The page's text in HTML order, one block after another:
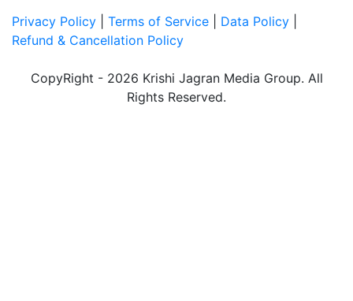
Privacy Policy
Terms of Service Data Policy
Refund & Cancellation Policy
CopyRight - 2026 Krishi Jagran Media Group. All
Rights Reserved.